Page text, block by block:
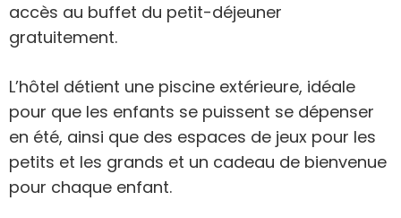
accès au buffet du petit-déjeuner
gratuitement.
L’hôtel détient une piscine extérieure, idéale
pour que les enfants se puissent se dépenser
en été, ainsi que des espaces de jeux pour les
petits et les grands et un cadeau de bienvenue
pour chaque enfant.